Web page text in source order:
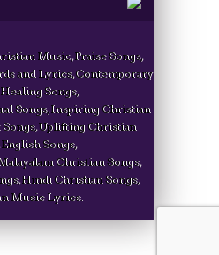
Music, Praise Songs,
and Lyrics, Contemporary
Songs,
Songs, Inspiring Christian
Uplifting Christian
English Songs,
Christian Songs,
Hindi Christian Songs,
Music Lyrics.